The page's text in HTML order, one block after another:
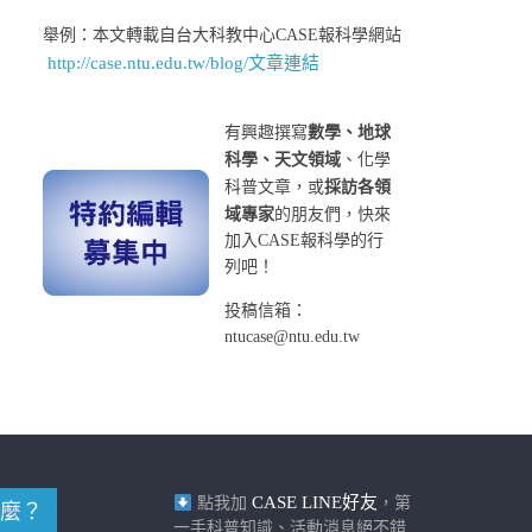
舉例：本文轉載自台大科教中心CASE報科學網站
http://case.ntu.edu.tw/blog/文章連結
有興趣撰寫數學、地球
科學、天文領域 、化學
科普文章，或採訪各領
域專家的朋友們，快來
加入CASE報科學的行
列吧！
投稿信箱：
ntucase@ntu.edu.tw
？ 點我加 CASE LINE好友 ，第
一手科普知識、活動消息絕不錯